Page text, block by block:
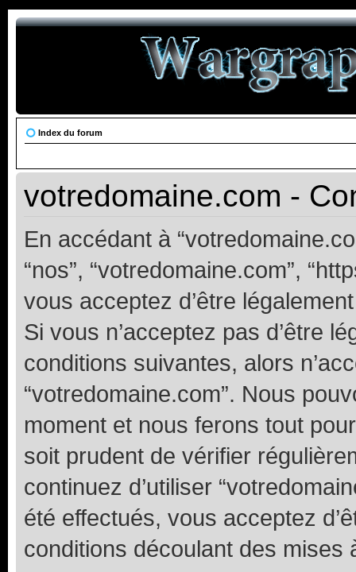
Index du forum
votredomaine.com -
En accédant à
“nos”, “votredomaine.com”,
vous acceptez d’être
Si vous n’acceptez pas d’être
conditions suivantes, alors
“votredomaine.com”. Nous
moment et nous ferons tout
soit prudent de vérifier
continuez d’utiliser
été effectués, vous acceptez
conditions découlant des mises